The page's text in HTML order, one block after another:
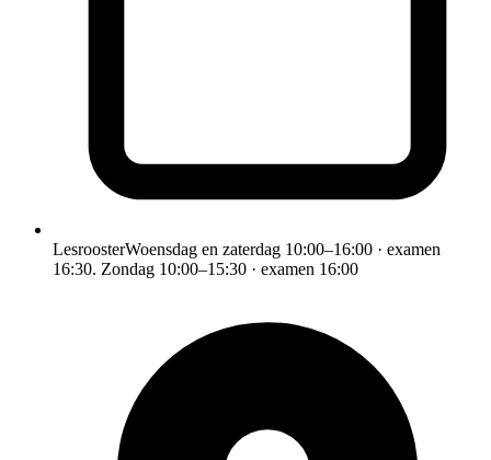
LesroosterWoensdag en zaterdag 10:00–16:00 · examen
16:30. Zondag 10:00–15:30 · examen 16:00